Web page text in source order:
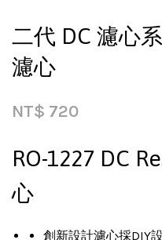
二代 DC 濾心
濾心
NT$ 720
RO-1227 DC
心
創新設計濾心採DIY